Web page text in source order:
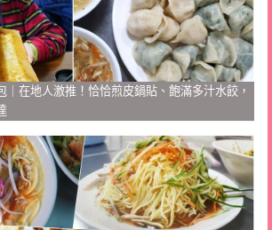
｜在地人激推！恰恰煎皮鍋貼、飽滿多汁水餃，